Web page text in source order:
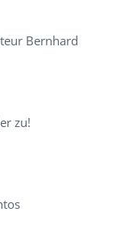
Bernhard
zu!